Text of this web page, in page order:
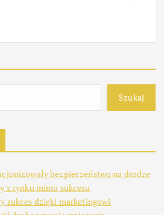
Szukaj
bezpieczeństwo na drodze
z rynku mimo sukcesu
sukces dzięki marketingowi